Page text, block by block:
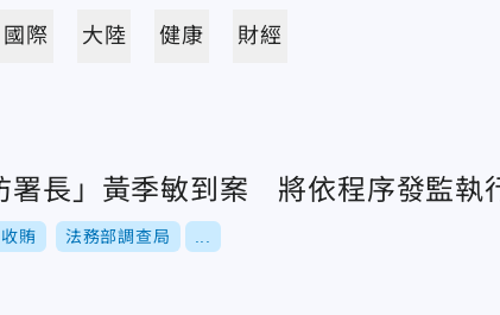
國際 大陸 健康 財經
署長」黃季敏到案 將依程序發監執
收賄 法務部調查局